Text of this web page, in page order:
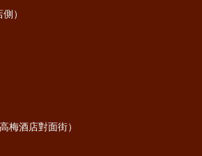
）
梅酒店對面街）